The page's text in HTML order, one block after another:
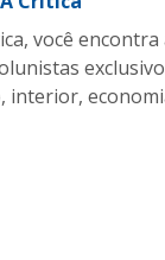
você